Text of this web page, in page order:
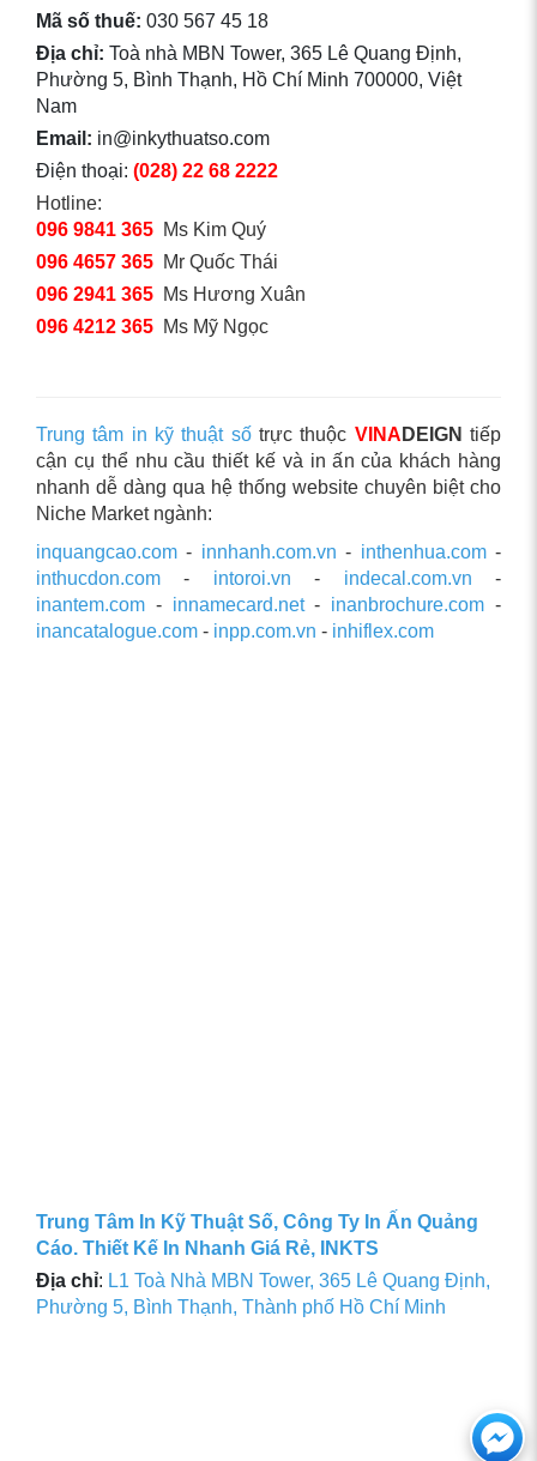
Mã số thuế: 030 567 45 18
Địa chỉ: Toà nhà MBN Tower, 365 Lê Quang Định,
Phường 5, Bình Thạnh, Hồ Chí Minh 700000, Việt
Nam
Email: in@inkythuatso.com
Điện thoại: (028) 22 68 2222
Hotline:
096 9841 365 Ms Kim Quý
096 4657 365 Mr Quốc Thái
096 2941 365 Ms Hương Xuân
096 4212 365 Ms Mỹ Ngọc
Trung tâm in kỹ thuật sốtrực thuộc VINA DEIGN tiếp
cận cụ thể nhu cầu thiết kế và in ấn của khách hàng
nhanh dễ dàng qua hệ thống website chuyên biệt cho
Niche Market ngành:
inquangcao.com - innhanh.com.vn - inthenhua.com-
inthucdon.com - intoroi.vn - indecal.com.vn -
inantem.com - innamecard.net- inanbrochure.com -
inancatalogue.com - inpp.com.vn - inhiflex.com
Trung Tâm In Kỹ Thuật Số, Công Ty In Ấn Quảng
Cáo. Thiết Kế In Nhanh Giá Rẻ, INKTS
Địa chỉ: L1 Toà Nhà MBN Tower, 365 Lê Quang Định,
Phường 5, Bình Thạnh, Thành phố Hồ Chí Minh